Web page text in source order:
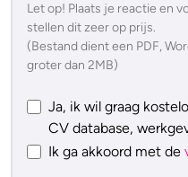
Let op! Plaats je reactie en
stellen dit zeer op prijs.
(Bestand dient een PDF,
groter dan 2MB)
Ja, ik wil graag
CV database,
Ik ga akkoord met de